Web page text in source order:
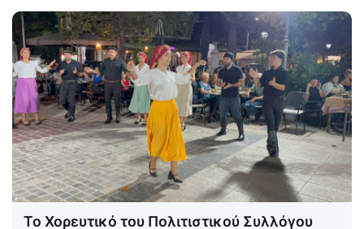
Το Χορευτικό του Πολιτιστικού Συλλόγου